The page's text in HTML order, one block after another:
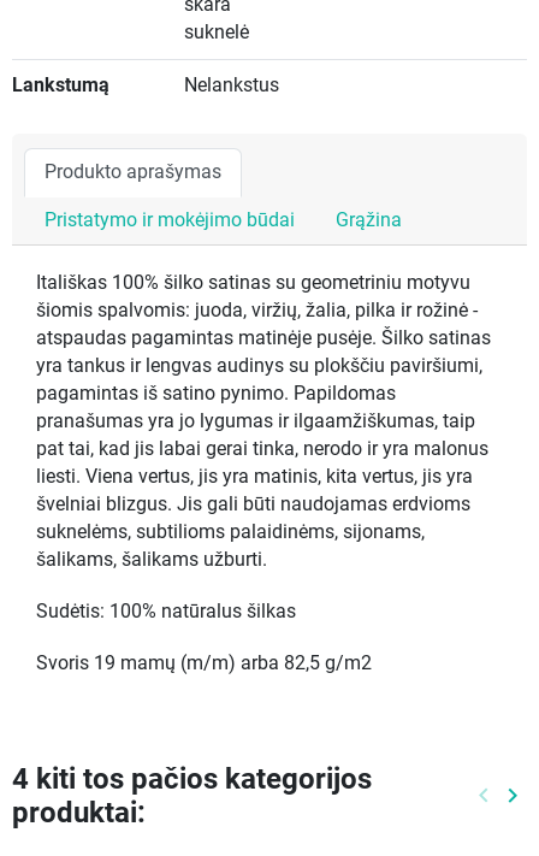
suknelė
Lankstumą Nelankstus
Produkto aprašymas
Pristatymo ir mokėjimo būdai Grąžina
Itališkas 100% šilko satinas su geometriniu motyvu
šiomis spalvomis: juoda, viržių, žalia, pilka ir rožinė -
atspaudas pagamintas matinėje pusėje. Šilko satinas
yra tankus ir lengvas audinys su plokščiu paviršiumi,
pagamintas iš satino pynimo. Papildomas
pranašumas yra jo lygumas ir ilgaamžiškumas, taip
pat tai, kad jis labai gerai tinka, nerodo ir yra malonus
liesti. Viena vertus, jis yra matinis, kita vertus, jis yra
švelniai blizgus. Jis gali būti naudojamas erdvioms
suknelėms, subtilioms palaidinėms, sijonams,
šalikams, šalikams užburti.
Sudėtis: 100% natūralus šilkas
Svoris 19 mamų (m/m) arba 82,5 g/m2
4 kiti tos pačios kategorijos
produktai:
keyboard_arrow_left keyboard_arrow_right